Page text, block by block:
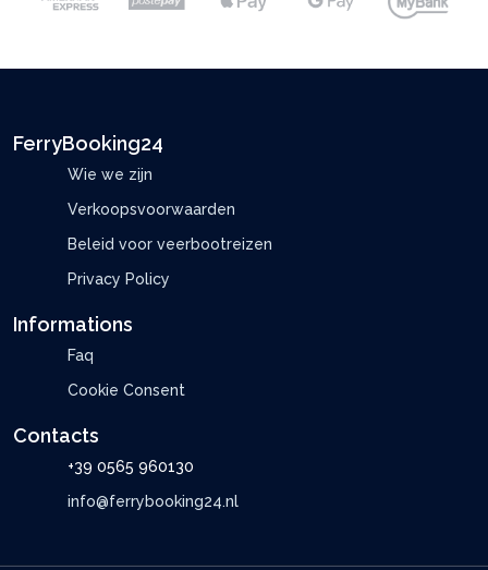
FerryBooking24
Wie we zijn
Verkoopsvoorwaarden
Beleid voor veerbootreizen
Privacy Policy
Informations
Faq
Cookie Consent
Contacts
+39 0565 960130
info@ferrybooking24.nl